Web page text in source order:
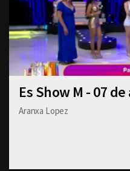
Es Show M - 07
Aranxa Lopez